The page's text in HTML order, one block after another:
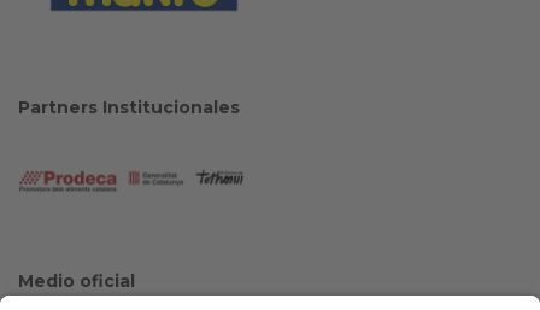
Partners Institucionales
Medio oficial